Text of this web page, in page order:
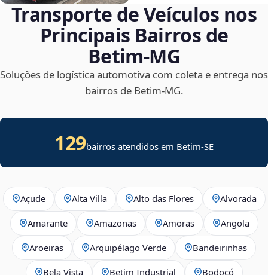
Transporte de Veículos nos
Principais Bairros de
Betim‑MG
Soluções de logística automotiva com coleta e entrega nos
bairros de Betim‑MG.
129bairros atendidos em Betim-SE
Açude Alta Villa Alto das Flores Alvorada
Amarante Amazonas Amoras Angola
Aroeiras Arquipélago Verde Bandeirinhas
Bela Vista Betim Industrial Bodocó